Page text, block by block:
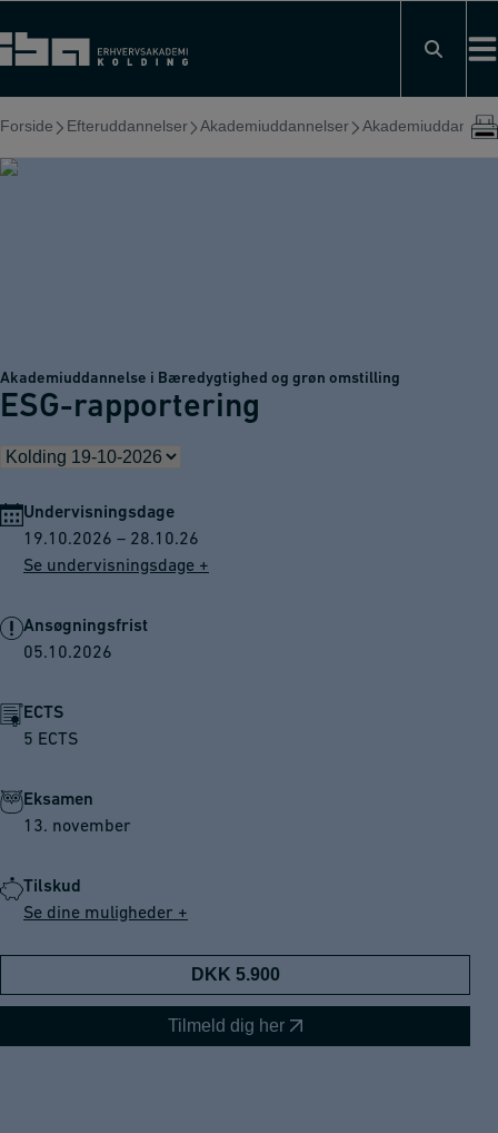
til
indholdet
Forside Efteruddannelser Akademiuddannelser
Akademiuddannelse i Bæredygtighed og grøn omstilling
ESG-rapportering
Undervisningsdage
19.10.2026 – 28.10.26
Se undervisningsdage +
Ansøgningsfrist
05.10.2026
ECTS
5 ECTS
Eksamen
13. november
Tilskud
Se dine muligheder +
DKK 5.900
Tilmeld dig her